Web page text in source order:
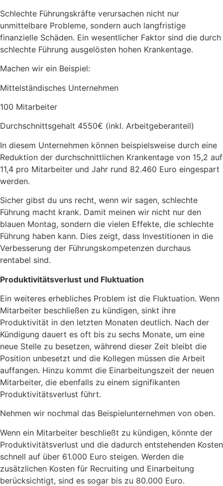
Schlechte Führungskräfte verursachen nicht nur
unmittelbare Probleme, sondern auch langfristige
finanzielle Schäden. Ein wesentlicher Faktor sind die durch
schlechte Führung ausgelösten hohen Krankentage.
Machen wir ein Beispiel:
Mittelständisches Unternehmen
100 Mitarbeiter
Durchschnittsgehalt 4550€ (inkl. Arbeitgeberanteil)
In diesem Unternehmen können beispielsweise durch eine
Reduktion der durchschnittlichen Krankentage von 15,2 auf
11,4 pro Mitarbeiter und Jahr rund 82.460 Euro eingespart
werden.
Sicher gibst du uns recht, wenn wir sagen, schlechte
Führung macht krank. Damit meinen wir nicht nur den
blauen Montag, sondern die vielen Effekte, die schlechte
Führung haben kann. Dies zeigt, dass Investitionen in die
Verbesserung der Führungskompetenzen durchaus
rentabel sind.
Produktivitätsverlust und Fluktuation
Ein weiteres erhebliches Problem ist die Fluktuation. Wenn
Mitarbeiter beschließen zu kündigen, sinkt ihre
Produktivität in den letzten Monaten deutlich. Nach der
Kündigung dauert es oft bis zu sechs Monate, um eine
neue Stelle zu besetzen, während dieser Zeit bleibt die
Position unbesetzt und die Kollegen müssen die Arbeit
auffangen. Hinzu kommt die Einarbeitungszeit der neuen
Mitarbeiter, die ebenfalls zu einem signifikanten
Produktivitätsverlust führt.
Nehmen wir nochmal das Beispielunternehmen von oben.
Wenn ein Mitarbeiter beschließt zu kündigen, könnte der
Produktivitätsverlust und die dadurch entstehenden Kosten
schnell auf über 61.000 Euro steigen. Werden die
zusätzlichen Kosten für Recruiting und Einarbeitung
berücksichtigt, sind es sogar bis zu 80.000 Euro.